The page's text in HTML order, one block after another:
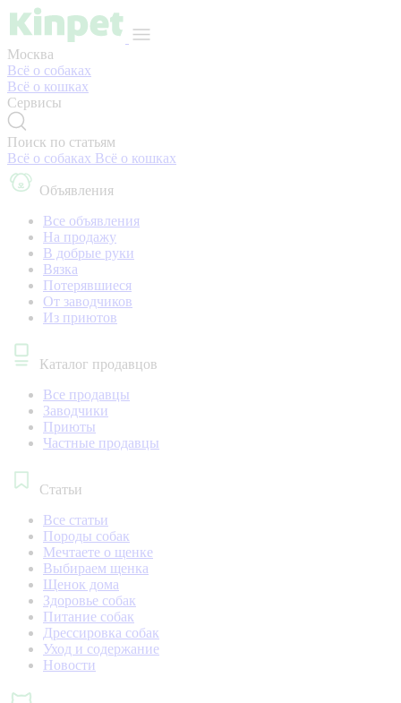
Москва
Всё о собаках
Всё о кошках
Сервисы
Поиск по статьям
Всё о собаках Всё о кошках
Объявления
Все объявления
На продажу
В добрые руки
Вязка
Потерявшиеся
От заводчиков
Из приютов
Каталог продавцов
Все продавцы
Заводчики
Приюты
Частные продавцы
Статьи
Все статьи
Породы собак
Мечтаете о щенке
Выбираем щенка
Щенок дома
Здоровье собак
Питание собак
Дрессировка собак
Уход и содержание
Новости